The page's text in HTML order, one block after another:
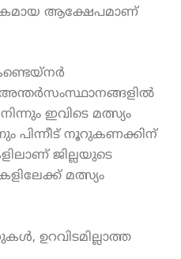
ആക്ഷേപമാണ്
അന്തർസംസ്ഥാനങ്ങളിൽ
ഇവിടെ മത്സ്യം
പിന്നീട് നൂറുകണക്കിന്
ജില്ലയുടെ
മത്സ്യം
ഉറവിടമില്ലാത്ത